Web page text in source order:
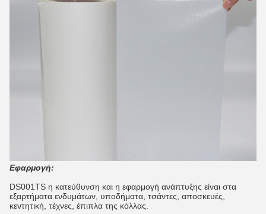
Εφαρμογή:
DS001TS η κατεύθυνση και η εφαρμογή ανάπτυξης είναι στα
εξαρτήματα ενδυμάτων, υποδήματα, τσάντες, αποσκευές,
κεντητική, τέχνες, έπιπλα της κόλλας.